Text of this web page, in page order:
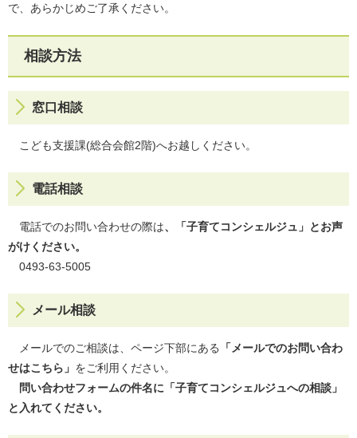
で、あらかじめご了承ください。
相談方法
窓口相談
こども支援課(総合会館2階)へお越しください。
電話相談
電話でのお問い合わせの際は、「子育てコンシェルジュ」とお声
がけください。
0493-63-5005
メール相談
メールでのご相談は、ページ下部にある
「メールでのお問い合わ
せはこちら」 をご利用ください。
問い合わせフォームの件名に「子育てコンシェルジュへの相談」
と入れてください。